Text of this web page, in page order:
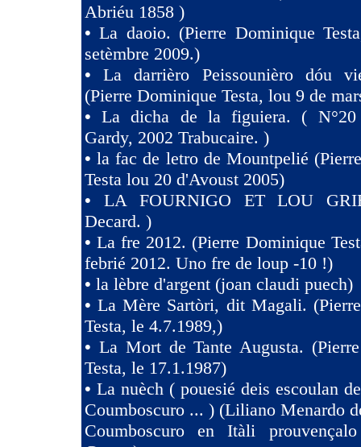
Abriéu 1858 )
•La daoio. (Pierre Dominique
setèmbre 2009.)
•La darrièro Peissounièro dóu
(Pierre Dominique Testa, lou 9 de
•La dicha de la figuiera. (
Gardy, 2002 Trabucaire. )
•la fac de letro de Mountpelié
Testa lou 20 d'Avoust 2005)
• LA FOURNIGO ET LOU
Decard. )
•La fre 2012. (Pierre Dominique
febrié 2012. Uno fre de loup -10 !)
• la lèbre d'argent (joan claudi puech)
•La Mère Sartòri, dit Magali.
Testa, le 4.7.1989,)
• La Mort de Tante Augusta.
Testa, le 17.1.1987)
• La nuèch ( pouesié deis escoulan
Coumboscuro ... ) (Liliano Menardo
Coumboscuro en Itàli